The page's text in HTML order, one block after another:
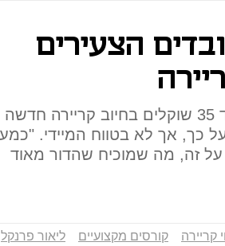
מהעובדים הצעירים
50% מהעובדים בגילאי 25 עד 35 שוקלים בחיוב קריירה חדשה
על כך, אך לא בטווח המיידי.
על זה, מה שמוכיח שהדור מאוד
קריירה קורסים מקצועיים ליאור פרנקל